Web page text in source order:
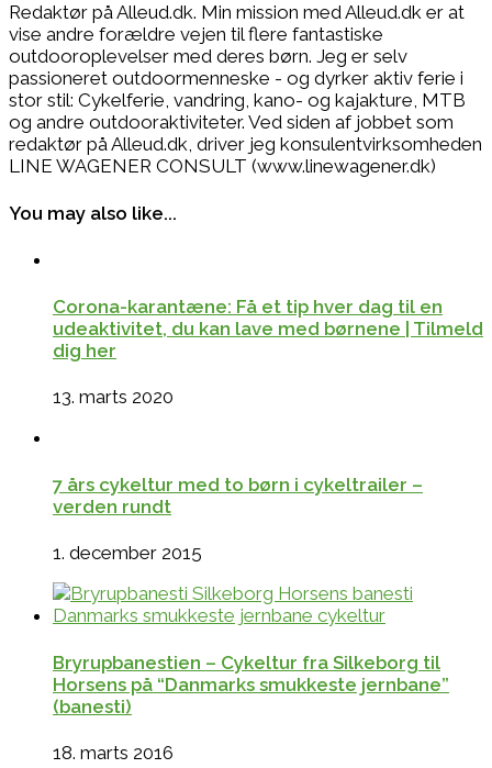
Redaktør på Alleud.dk. Min mission med Alleud.dk er at
vise andre forældre vejen til flere fantastiske
outdooroplevelser med deres børn. Jeg er selv
passioneret outdoormenneske - og dyrker aktiv ferie i
stor stil: Cykelferie, vandring, kano- og kajakture, MTB
og andre outdooraktiviteter. Ved siden af jobbet som
redaktør på Alleud.dk, driver jeg konsulentvirksomheden
LINE WAGENER CONSULT (www.linewagener.dk)
You may also like...
Corona-karantæne: Få et tip hver dag til en
udeaktivitet, du kan lave med børnene | Tilmeld
dig her
13. marts 2020
7 års cykeltur med to børn i cykeltrailer –
verden rundt
1. december 2015
Bryrupbanestien – Cykeltur fra Silkeborg til
Horsens på “Danmarks smukkeste jernbane”
(banesti)
18. marts 2016